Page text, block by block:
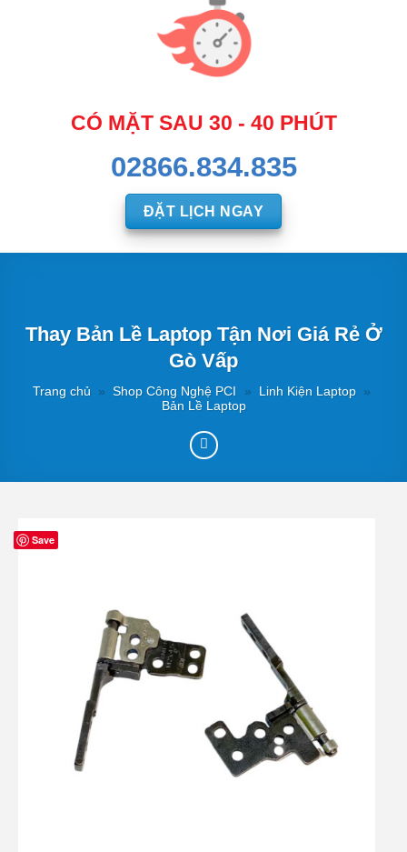
CÓ MẶT SAU 30 - 40 PHÚT
02866.834.835
ĐẶT LỊCH NGAY
Thay Bản Lề Laptop Tận Nơi Giá Rẻ Ở
Gò Vấp
Trang chủ » Shop Công Nghệ PCI » Linh Kiện Laptop »
Bản Lề Laptop
Save